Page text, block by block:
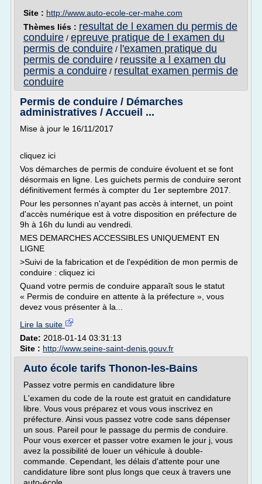
Site : http://www.auto-ecole-cer-mahe.com
Thèmes liés : resultat de l examen du permis de
conduire / epreuve pratique de l examen du
permis de conduire / l'examen pratique du
permis de conduire / reussite a l examen du
permis a conduire / resultat examen permis de
conduire
Permis de conduire / Démarches
administratives / Accueil ...
Mise à jour le 16/11/2017
cliquez ici
Vos démarches de permis de conduire évoluent et se font
désormais en ligne. Les guichets permis de conduire seront
définitivement fermés à compter du 1er septembre 2017.
Pour les personnes n'ayant pas accès à internet, un point
d'accès numérique est à votre disposition en préfecture de
9h à 16h du lundi au vendredi.
MES DEMARCHES ACCESSIBLES UNIQUEMENT EN
LIGNE
>Suivi de la fabrication et de l'expédition de mon permis de
conduire : cliquez ici
Quand votre permis de conduire apparaît sous le statut
« Permis de conduire en attente à la préfecture », vous
devez vous présenter à la...
Lire la suite
Date: 2018-01-14 03:31:13
Site : http://www.seine-saint-denis.gouv.fr
Auto école tarifs Thonon-les-Bains
Passez votre permis en candidature libre
L'examen du code de la route est gratuit en candidature
libre. Vous vous préparez et vous vous inscrivez en
préfecture. Ainsi vous passez votre code sans dépenser
un sous. Pareil pour le passage du permis de conduire.
Pour vous exercer et passer votre examen le jour j, vous
avez la possibilité de louer un véhicule à double-
commande. Cependant, les délais d'attente pour une
candidature libre sont plus longs que ceux à travers une